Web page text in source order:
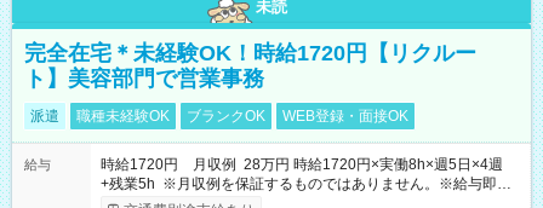
未読
完全在宅＊未経験OK！時給1720円【リクルー
ト】美容部門で営業事務
派遣 職種未経験OK ブランクOK WEB登録・面接OK
給与
時給1720円 月収例 28万円 時給1720円×実働8h×週5日×4週
+残業5h ※月収例を保証するものではありません。※給与即受
取りサービス利用可（利用条件有）